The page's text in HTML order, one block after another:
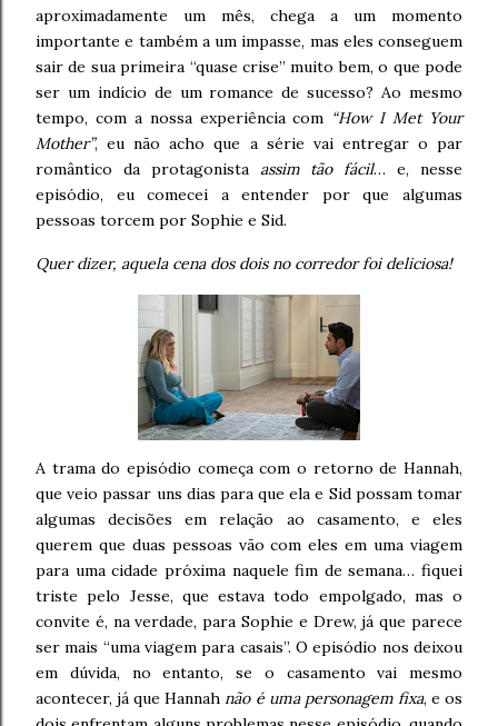
aproximadamente um mês, chega a um momento
importante e também a um impasse, mas eles conseguem
sair de sua primeira “quase crise” muito bem, o que pode
ser um indício de um romance de sucesso? Ao mesmo
tempo, com a nossa experiência com “How I Met Your
Mother”, eu não acho que a série vai entregar o par
romântico da protagonista assim tão fácil… e, nesse
episódio, eu comecei a entender por que algumas
pessoas torcem por Sophie e Sid.
Quer dizer, aquela cena dos dois no corredor foi deliciosa!
A trama do episódio começa com o retorno de Hannah,
que veio passar uns dias para que ela e Sid possam tomar
algumas decisões em relação ao casamento, e eles
querem que duas pessoas vão com eles em uma viagem
para uma cidade próxima naquele fim de semana… fiquei
triste pelo Jesse, que estava todo empolgado, mas o
convite é, na verdade, para Sophie e Drew, já que parece
ser mais “uma viagem para casais”. O episódio nos deixou
em dúvida, no entanto, se o casamento vai mesmo
acontecer, já que Hannahnão é uma personagem fixa, e os